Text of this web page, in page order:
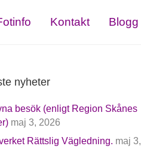
Kontakt Blogg
nyheter
besök (enligt Region Skånes
maj 3, 2026
Rättslig Vägledning. maj 3,